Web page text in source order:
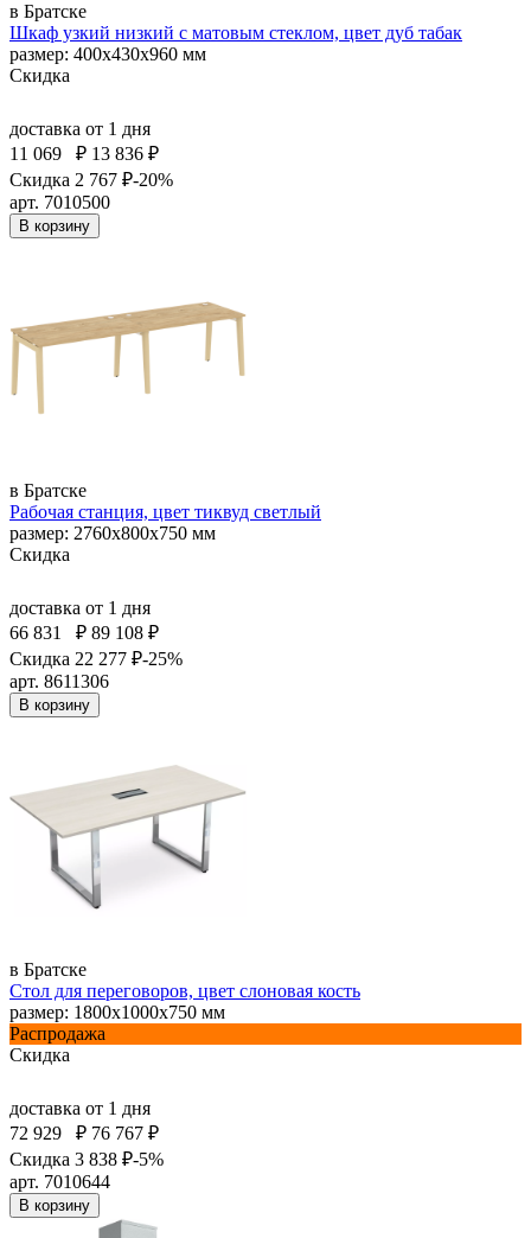
в Братске
Шкаф узкий низкий с матовым стеклом, цвет дуб табак
размер: 400х430х960 мм
Скидка
доставка от 1 дня
11 069
₽ 13 836 ₽
Скидка 2 767 ₽-20%
арт. 7010500
В корзину
в Братске
Рабочая станция, цвет тиквуд светлый
размер: 2760х800х750 мм
Скидка
доставка от 1 дня
66 831
₽ 89 108 ₽
Скидка 22 277 ₽-25%
арт. 8611306
В корзину
в Братске
Стол для переговоров, цвет слоновая кость
размер: 1800х1000х750 мм
Распродажа
Скидка
доставка от 1 дня
72 929
₽ 76 767 ₽
Скидка 3 838 ₽-5%
арт. 7010644
В корзину